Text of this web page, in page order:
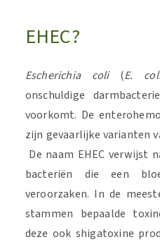
EHEC?
Escherichia coli(E.
onschuldige
voorkomt. De
zijn gevaarlijke varianten
De naam EHEC verwijst
bacteriën die een
veroorzaken. In de
stammen bepaalde
deze ook shigatoxine